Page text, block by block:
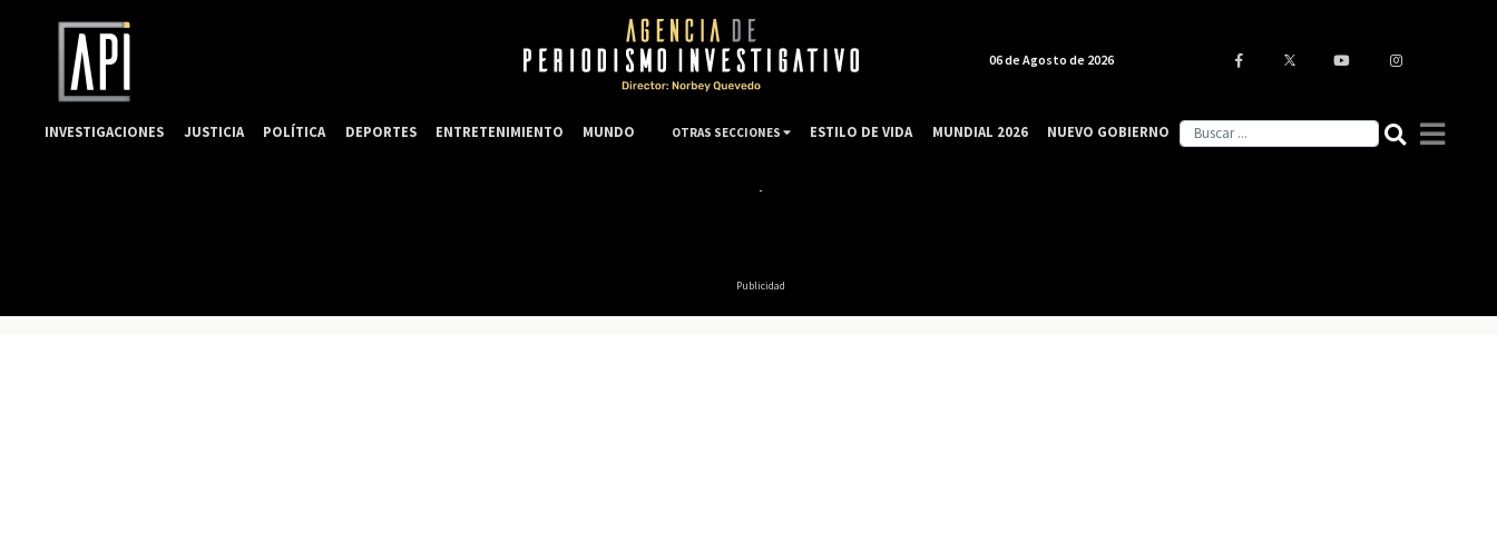
Publicidad
06 de Agosto de 2026
INVESTIGACIONES JUSTICIA POLÍTICA DEPORTES ENTRETENIMIENTO MUNDO OTRAS SECCIONES ESTILO DE VIDA MUNDIAL 2026 NUEVO GOBIERNO